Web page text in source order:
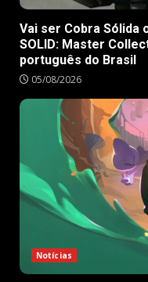
Vai ser Cobra Sólida
SOLID: Master
português do Brasil
05/08/2026
Notícias